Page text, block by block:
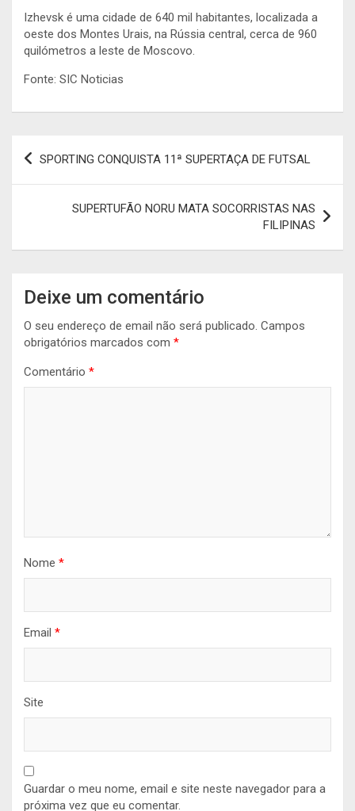
Izhevsk é uma cidade de 640 mil habitantes, localizada a
oeste dos Montes Urais, na Rússia central, cerca de 960
quilómetros a leste de Moscovo.
Fonte: SIC Noticias
Navegação
SPORTING CONQUISTA 11ª SUPERTAÇA DE FUTSAL
SUPERTUFÃO NORU MATA SOCORRISTAS NAS
FILIPINAS
Deixe um comentário
O seu endereço de email não será publicado. Campos
obrigatórios marcados com *
Comentário *
Nome *
Email *
Site
Guardar o meu nome, email e site neste navegador para a
próxima vez que eu comentar.